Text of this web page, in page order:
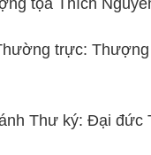
trực:
Thư ký: Đại đức